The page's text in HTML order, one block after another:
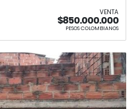
VENTA
$850.000.000
PESOS COLOMBIANOS